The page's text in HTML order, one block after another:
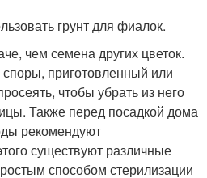
грунт для фиалок.
чем семена других цветок.
приготовленный или
чтобы убрать из него
Также перед посадкой дома
рекомендуют
существуют различные
способом стерилизации